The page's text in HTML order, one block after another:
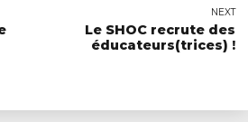
NEXT
Le SHOC recrute des
éducateurs(trices) !